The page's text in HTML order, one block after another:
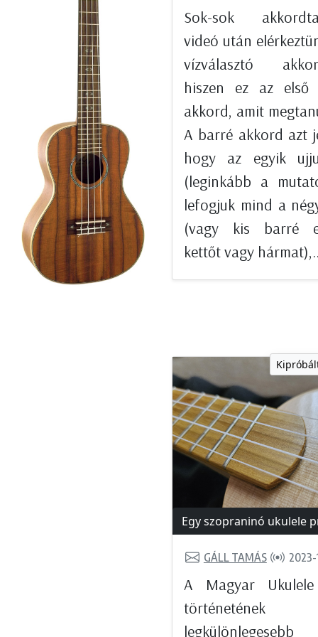
Sok-sok
videó után
vízválasztó
hiszen ez az első
akkord, amit
A barré akkord azt
hogy az egyik
(leginkább a
lefogjuk mind a
(vagy kis barré
kettőt vagy
Egy szopraninó ukulele
GÁLL TAMÁS 2023-
A Magyar
történetének
legkülönlegesebb